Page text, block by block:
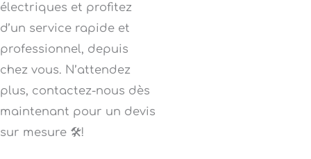
électriques et profitez
d’un service rapide et
professionnel, depuis
chez vous. N’attendez
plus, contactez-nous dès
maintenant pour un devis
sur mesure 🛠️!